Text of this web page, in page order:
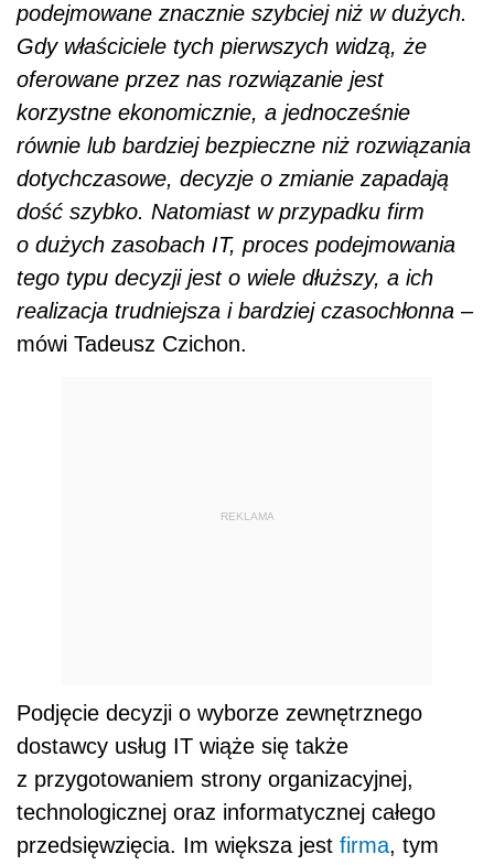
podejmowane znacznie szybciej niż w dużych.
Gdy właściciele tych pierwszych widzą, że
oferowane przez nas rozwiązanie jest
korzystne ekonomicznie, a jednocześnie
równie lub bardziej bezpieczne niż rozwiązania
dotychczasowe, decyzje o zmianie zapadają
dość szybko. Natomiast w przypadku firm
o dużych zasobach IT, proces podejmowania
tego typu decyzji jest o wiele dłuższy, a ich
realizacja trudniejsza i bardziej czasochłonna –
mówi Tadeusz Czichon.
REKLAMA
Podjęcie decyzji o wyborze zewnętrznego
dostawcy usług IT wiąże się także
z przygotowaniem strony organizacyjnej,
technologicznej oraz informatycznej całego
przedsięwzięcia. Im większa jest firma, tym